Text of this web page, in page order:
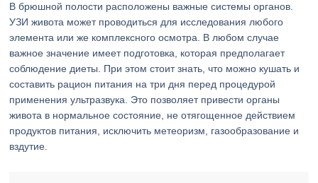
В брюшной полости расположены важные системы органов.
УЗИ живота может проводиться для исследования любого
элемента или же комплексного осмотра. В любом случае
важное значение имеет подготовка, которая предполагает
соблюдение диеты. При этом стоит знать, что можно кушать и
составить рацион питания на три дня перед процедурой
применения ультразвука. Это позволяет привести органы
живота в нормальное состояние, не отягощенное действием
продуктов питания, исключить метеоризм, газообразование и
вздутие.